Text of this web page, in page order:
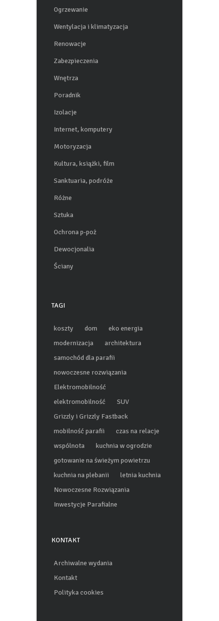
Ogrzewanie
Wentylacja i klimatyzacja
Renowacje
Zabezpieczenia
Wnętrza
Poradnik
Izolacje
Internet, komputery
Motoryzacja
Kultura, książki, film
Sanktuaria, podróże
Różne
Sztuka
Ochrona p-poż
Dewocjonalia
Ściany
TAGI
koszty dom
eko energia
modernizacja
architektura
samochód dla parafii
nowoczesne rozwiązania
Elektromobilność
elektromobilność
SUV
Grizzly i Grizzly Fastback
mobilność parafii
czas na relacje
wspólnota
kuchnia w ogrodzie
gotowanie na świeżym powietrzu
kuchnia na plebanii
letnia kuchnia
Nowoczesne Rozwiązania
Inwestycje Parafialne
KONTAKT
Archiwalne wydania
Kontakt
Polityka cookies